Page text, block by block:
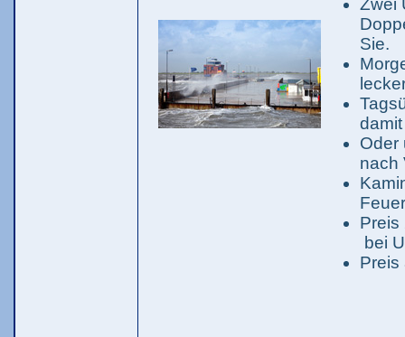
Zwei
Sie.
Oder
nach
Feuer
Preis
bei
Preis